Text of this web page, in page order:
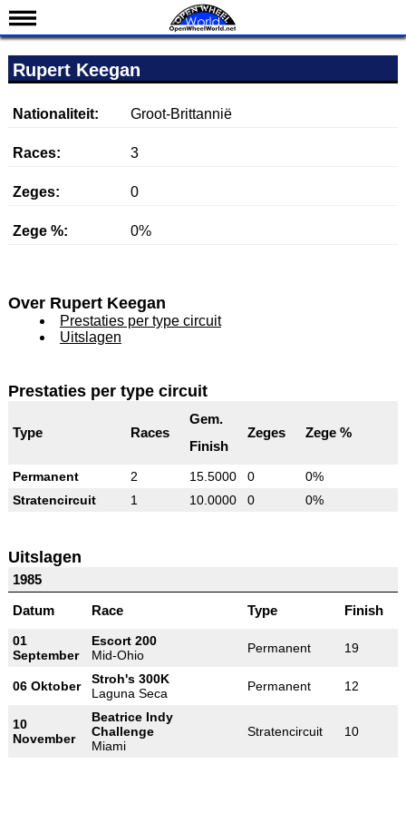
Nieuws
Kalender
Uitslagen
Teams
IndyCar 101
Rupert Keegan
Nationaliteit: Groot-Brittannië
Races: 3
Zeges: 0
Zege %: 0%
Over Rupert Keegan
Prestaties per type circuit
Uitslagen
Prestaties per type circuit
Type Races
Gem.
Finish
Zeges Zege %
Permanent 2 15.5000 0
0%
Stratencircuit
1 10.0000 0 0%
Uitslagen
1985
Datum
Race Type Finish
01
September
Escort 200
Mid-Ohio
Permanent 19
06 Oktober
Stroh's 300K
Laguna Seca
Permanent 12
10
November
Beatrice Indy
Challenge
Miami
Stratencircuit 10